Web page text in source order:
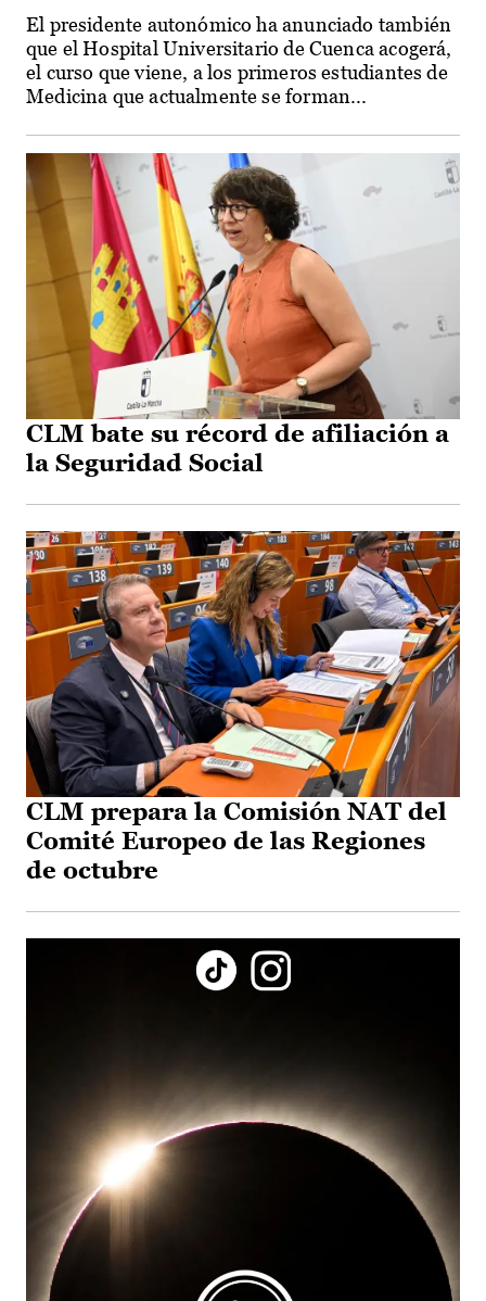
El presidente autonómico ha anunciado también
que el Hospital Universitario de Cuenca acogerá,
el curso que viene, a los primeros estudiantes de
Medicina que actualmente se forman...
CLM bate su récord de afiliación a
la Seguridad Social
CLM prepara la Comisión NAT del
Comité Europeo de las Regiones
de octubre